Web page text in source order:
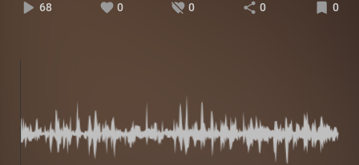
68 0 0 0 0